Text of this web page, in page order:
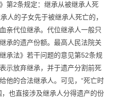
第2条规定：继承从被继承人死
人的子女先于被继承人死亡的，
亲代位继承。代位继承人一般只
承的遗产份额。最高人民法院关
承法》若干问题的意见第52条规
示放弃继承，并于遗产分割前死
他的合法继承人。可见，“死亡时
也直接涉及继承人分得遗产的份